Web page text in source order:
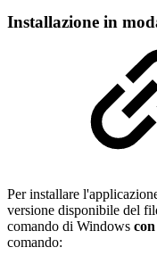
Installazione in
Per installare
versione disponibile del
comando di Windows
comando: